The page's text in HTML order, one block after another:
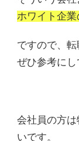
ホワイト企
ですので、
ぜひ参考にし
会社員の方
いです。